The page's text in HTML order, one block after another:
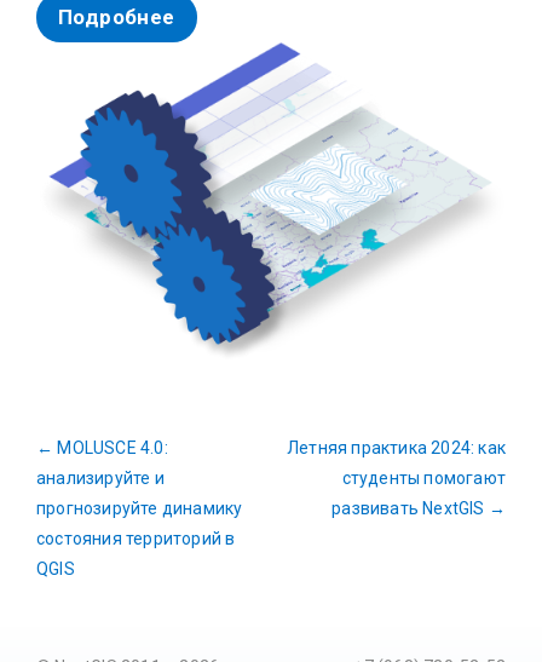
Подробнее
← MOLUSCE 4.0:
анализируйте и
прогнозируйте динамику
состояния территорий в
QGIS
Летняя практика 2024: как
студенты помогают
развивать NextGIS →